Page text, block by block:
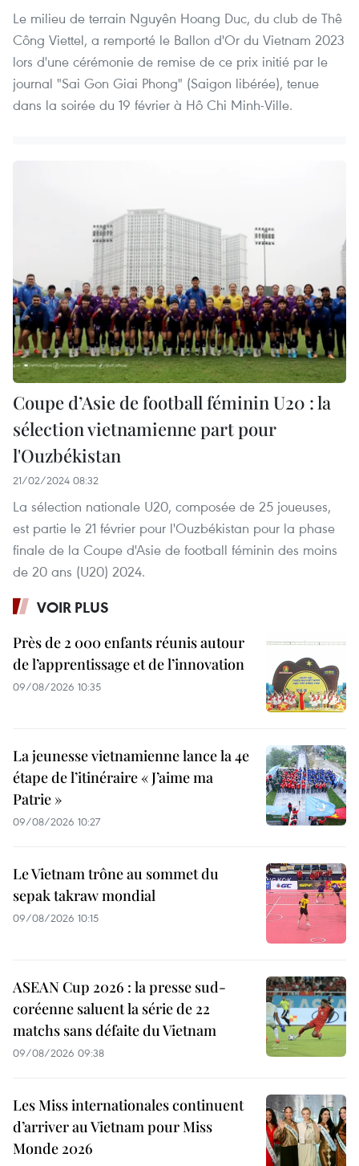
Le milieu de terrain Nguyên Hoang Duc, du club de Thê
Công Viettel, a remporté le Ballon d'Or du Vietnam 2023
lors d'une cérémonie de remise de ce prix initié par le
journal "Sai Gon Giai Phong" (Saigon libérée), tenue
dans la soirée du 19 février à Hô Chi Minh-Ville.
Coupe d’Asie de football féminin U20 : la
sélection vietnamienne part pour
l'Ouzbékistan
21/02/2024 08:32
La sélection nationale U20, composée de 25 joueuses,
est partie le 21 février pour l'Ouzbékistan pour la phase
finale de la Coupe d'Asie de football féminin des moins
de 20 ans (U20) 2024.
VOIR PLUS
Près de 2 000 enfants réunis autour
de l’apprentissage et de l’innovation
09/08/2026 10:35
La jeunesse vietnamienne lance la 4e
étape de l’itinéraire « J’aime ma
Patrie »
09/08/2026 10:27
Le Vietnam trône au sommet du
sepak takraw mondial
09/08/2026 10:15
ASEAN Cup 2026 : la presse sud-
coréenne saluent la série de 22
matchs sans défaite du Vietnam
09/08/2026 09:38
Les Miss internationales continuent
d’arriver au Vietnam pour Miss
Monde 2026